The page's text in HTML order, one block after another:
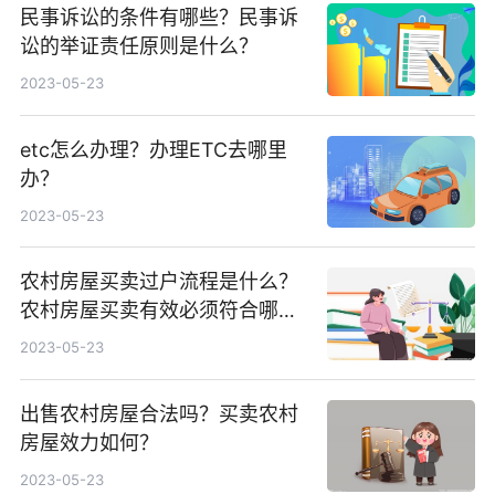
民事诉讼的条件有哪些？民事诉
讼的举证责任原则是什么？
2023-05-23
etc怎么办理？办理ETC去哪里
办？
2023-05-23
农村房屋买卖过户流程是什么？
农村房屋买卖有效必须符合哪四
个条件？
2023-05-23
出售农村房屋合法吗？买卖农村
房屋效力如何？
2023-05-23